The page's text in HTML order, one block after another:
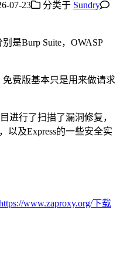
07-23 分类于 Sundry
是Burp Suite，OWASP
费版基本只是用来做请求
进行了扫描了漏洞修复，
以及Express的一些安全实
www.zaproxy.org/下载